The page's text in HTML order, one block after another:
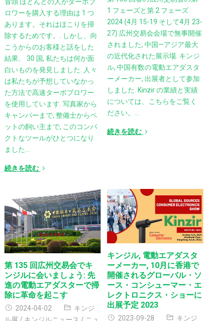
ロワーを購入する理由は 1 つ
あります。それはほこりを掃
除するためです。. しかし、向
こうからのお客様と話をした
結果、 30 国,私たちは何か面
白いものを発見しました
. 人々
は私たちが予想していなかっ
た方法で高速ターボブロワー
を使用しています. 写真家から
キャンパーまで, 整備士からペ
ットの飼い主まで, このコンパ
クトなツールがひとつになり
ました…
続きを読む
1 フェーズと第 2 フェーズ
2024 (4月 15-19 そして4月 23-
27) 広州交易会会場で無事開催
されました,中国—アジア最大
の近代化された展示場 . キンジ
ル,中国有数の電動エアダスタ
ーメーカー, 出展者として参加
しました. Kinzir の業績と実績
については、こちらをご覧く
ださい。…
続きを読む
第 135 回広州交易会でキ
ンジルに会いましょう: 先
進の電動エアダスターで掃
除に革命を起こす
2024-04-02
キンジ
キンジル, 電動エアダスタ
ーメーカー, 10月に香港で
開催されるグローバル・ソ
ース・コンシューマー・エ
レクトロニクス・ショーに
出展予定 2023
2023-09-28
キンジ